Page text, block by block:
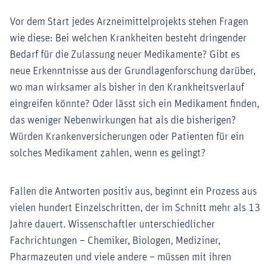
Vor dem Start jedes Arzneimittelprojekts stehen Fragen
wie diese: Bei welchen Krankheiten besteht dringender
Bedarf für die Zulassung neuer Medikamente? Gibt es
neue Erkenntnisse aus der Grundlagenforschung darüber,
wo man wirksamer als bisher in den Krankheitsverlauf
eingreifen könnte? Oder lässt sich ein Medikament finden,
das weniger Nebenwirkungen hat als die bisherigen?
Würden Krankenversicherungen oder Patienten für ein
solches Medikament zahlen, wenn es gelingt?
Fallen die Antworten positiv aus, beginnt ein Prozess aus
vielen hundert Einzelschritten, der im Schnitt mehr als 13
Jahre dauert. Wissenschaftler unterschiedlicher
Fachrichtungen – Chemiker, Biologen, Mediziner,
Pharmazeuten und viele andere – müssen mit ihren